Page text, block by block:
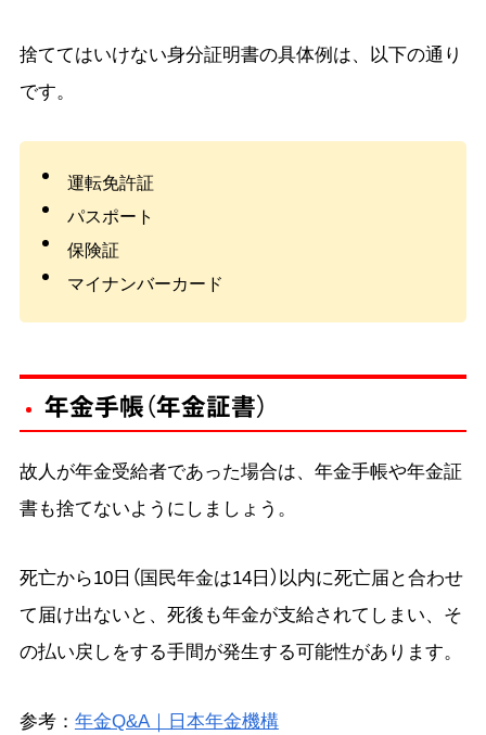
捨ててはいけない身分証明書の具体例は、以下の通り
です。
運転免許証
パスポート
保険証
マイナンバーカード
年金手帳（年金証書）
故人が年金受給者であった場合は、年金手帳や年金証
書も捨てないようにしましょう。
死亡から10日（国民年金は14日）以内に死亡届と合わせ
て届け出ないと、死後も年金が支給されてしまい、そ
の払い戻しをする手間が発生する可能性があります。
参考： 年金Q&A｜日本年金機構